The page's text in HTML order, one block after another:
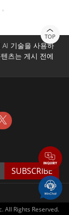
TOP
기술을 사용하
츠는 게시 전에
All Rights Reserved.